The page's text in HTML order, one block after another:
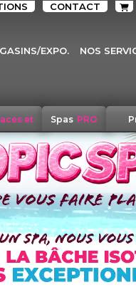
CONTACT
EXPO. NOS
et Spas PRO